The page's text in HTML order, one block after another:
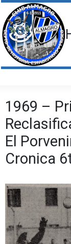
Saltar
al
contenido
1969 –
El
Cronica